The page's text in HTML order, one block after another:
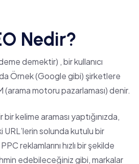
Nedir?
demektir) , bir kullanıcı
Örnek (Google gibi) şirketlere
motoru pazarlaması) denir.
kelime araması yaptığınızda,
URL’lerin solunda kutulu bir
reklamlarını hızlı bir şekilde
edebileceğiniz gibi, markalar